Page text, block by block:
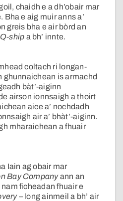
chaidh e a dh’obair mar
e aig muir anns a’
greis bha e air bòrd an
Q-ship a bh’ innte.
coltach ri longan-
ghunnaichean is armachd
bàt’-aiginn
airson ionnsaigh a thoirt
aice a’ nochdadh
air a’ bhàt’-aiginn.
mharaichean a fhuair
Iain ag obair mar
Bay Companyann an
ficheadan fhuair e
– long ainmeil a bh’ air